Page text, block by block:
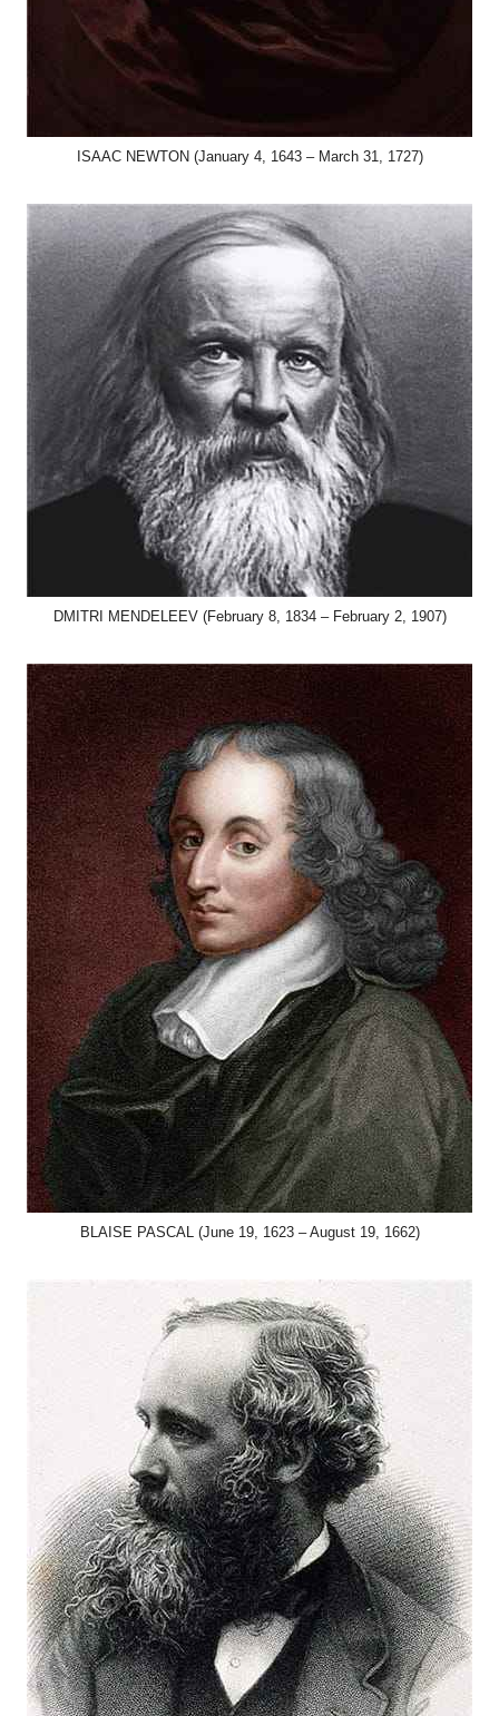
ISAAC NEWTON (January 4, 1643 – March 31, 1727)
DMITRI MENDELEEV (February 8, 1834 – February 2, 1907)
BLAISE PASCAL (June 19, 1623 – August 19, 1662)